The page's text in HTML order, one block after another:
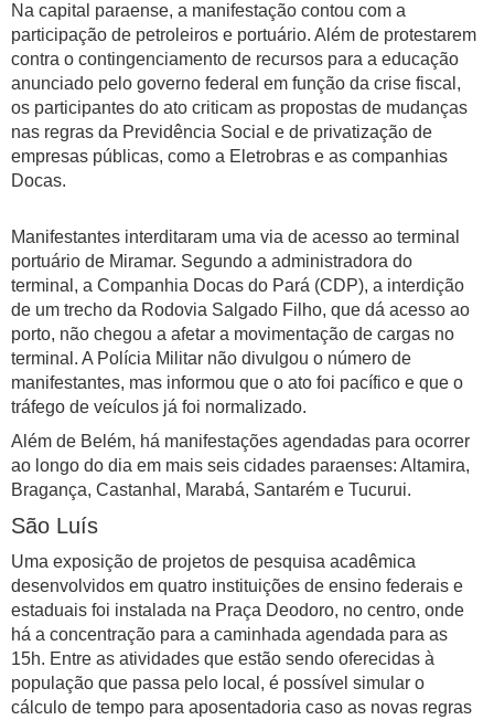
Na capital paraense, a manifestação contou com a
participação de petroleiros e portuário. Além de protestarem
contra o contingenciamento de recursos para a educação
anunciado pelo governo federal em função da crise fiscal,
os participantes do ato criticam as propostas de mudanças
nas regras da Previdência Social e de privatização de
empresas públicas, como a Eletrobras e as companhias
Docas.
Manifestantes interditaram uma via de acesso ao terminal
portuário de Miramar. Segundo a administradora do
terminal, a Companhia Docas do Pará (CDP), a interdição
de um trecho da Rodovia Salgado Filho, que dá acesso ao
porto, não chegou a afetar a movimentação de cargas no
terminal. A Polícia Militar não divulgou o número de
manifestantes, mas informou que o ato foi pacífico e que o
tráfego de veículos já foi normalizado.
Além de Belém, há manifestações agendadas para ocorrer
ao longo do dia em mais seis cidades paraenses: Altamira,
Bragança, Castanhal, Marabá, Santarém e Tucurui.
São Luís
Uma exposição de projetos de pesquisa acadêmica
desenvolvidos em quatro instituições de ensino federais e
estaduais foi instalada na Praça Deodoro, no centro, onde
há a concentração para a caminhada agendada para as
15h. Entre as atividades que estão sendo oferecidas à
população que passa pelo local, é possível simular o
cálculo de tempo para aposentadoria caso as novas regras